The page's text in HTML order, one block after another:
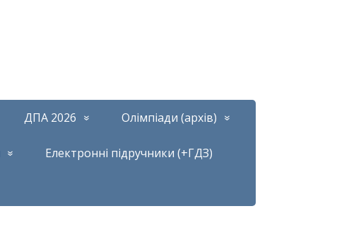
ДПА 2026 Олімпіади (архів)
Електронні підручники (+ГДЗ)